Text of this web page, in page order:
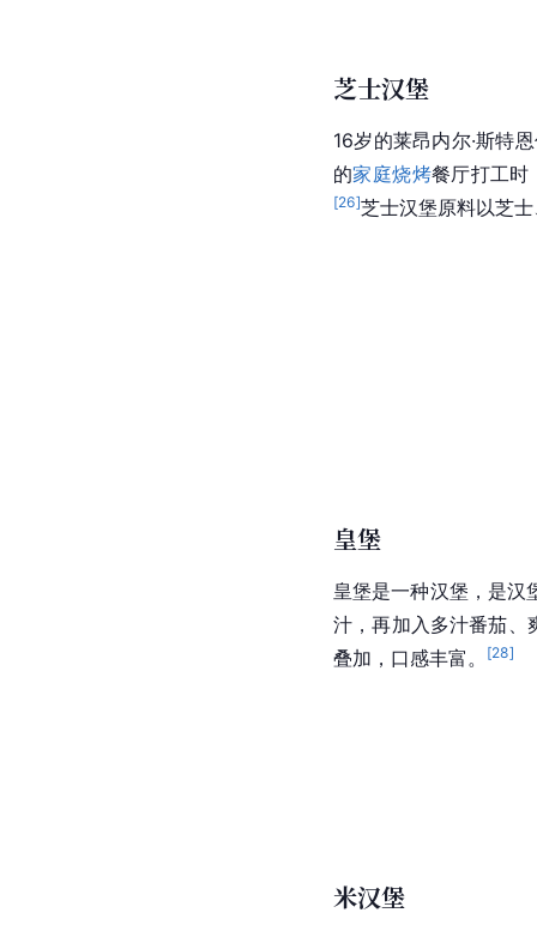
芝士汉堡
16岁的莱昂内尔·斯特
的家庭烧烤餐厅打工时
[26]芝士汉堡原料以芝
皇堡
皇堡是一种汉堡，是汉
汁，再加入多汁番茄、
叠加，口感丰富。
[28]
米汉堡